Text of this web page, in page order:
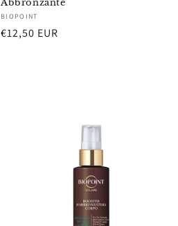
Abbronzante
Fornitore:
BIOPOINT
Prezzo
€12,50 EUR